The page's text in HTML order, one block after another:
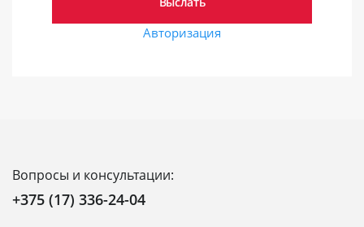
Авторизация
Вопросы и консультации:
+375 (17) 336-24-04